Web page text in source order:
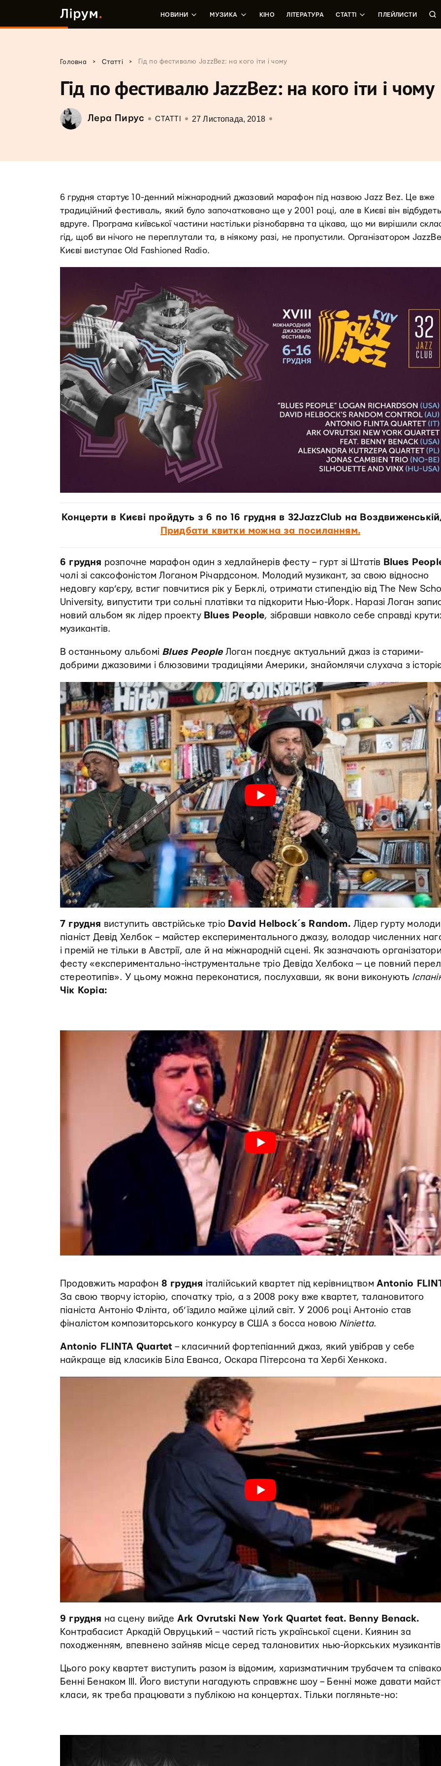
НОВИНИ МУЗИКА КІНО ЛІТЕРАТУРА СТАТТІ ПЛЕЙЛИСТИ
Головна > Статті > Гід по фестивалю JazzBez: на кого іти і чому
Гід по фестивалю JazzBez: на кого іти і чому
Лера Пирус СТАТТІ 27 Листопада, 2018
6 грудня стартує 10-денний міжнародний джазовий марафон під назвою Jazz Bez. Це вже
традиційний фестиваль, який було започатковано ще у 2001 році, але в Києві він
вдруге. Програма київської частини настільки різнобарвна та цікава, що ми вирішили
гід, щоб ви нічого не переплутали та, в ніякому разі, не пропустили. Організатором
Києві виступає Old Fashioned Radio.
Концерти в Києві пройдуть з 6 по 16 грудня в 32JazzClub на
Придбати квитки можна за посиланням.
6 грудня розпочне марафон один з хедлайнерів фесту – гурт зі Штатів Blues
чолі зі саксофоністом Логаном Річардсоном. Молодий музикант, за свою відносно
недовгу кар’єру, встиг повчитися рік у Берклі, отримати стипендію від The New
University, випустити три сольні платівки та підкорити Нью-Йорк. Наразі Логан
новий альбом як лідер проекту Blues People, зібравши навколо себе справді
музикантів.
В останньому альбомі Blues PeopleЛоган поєднує актуальний джаз із старими-
добрими джазовими і блюзовими традиціями Америки, знайомлячи слухача з
7 грудня виступить австрійське тріо David Helbock´s Random.Лідер гурту
піаніст Девід Хелбок – майстер експериментального джазу, володар численних
і премій не тільки в Австрії, але й на міжнародній сцені. Як зазначають
фесту «експериментально-інструментальне тріо Девіда Хелбока — це повний
стереотипів». У цьому можна переконатися, послухавши, як вони виконують
Чік Коріа:
Продовжить марафон 8 грудня італійський квартет під керівництвомAntonio
За свою творчу історію, спочатку тріо, а з 2008 року вже квартет, талановитого
піаніста Антоніо Флінта, об’їздило майже цілий світ. У 2006 році Антоніо став
фіналістом композиторського конкурсу в США з босса новою Ninietta.
Antonio FLINTA Quartet – класичний фортепіанний джаз, який увібрав у себе
найкраще від класиків Біла Еванса, Оскара Пітерсона та Хербі Хенкока.
9 грудня на сцену вийде Ark Ovrutski New York Quartet feat. Benny Benack.
Контрабасист Аркадій Овруцький – частий гість української сцени. Киянин за
походженням, впевнено зайняв місце серед талановитих нью-йоркських
Цього року квартет виступить разом із відомим, харизматичним трубачем та
Бенні Бенаком III. Його виступи нагадують справжнє шоу – Бенні може давати
класи, як треба працювати з публікою на концертах. Тільки погляньте-но: